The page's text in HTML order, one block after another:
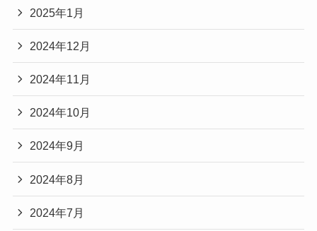
2025年1月
2024年12月
2024年11月
2024年10月
2024年9月
2024年8月
2024年7月